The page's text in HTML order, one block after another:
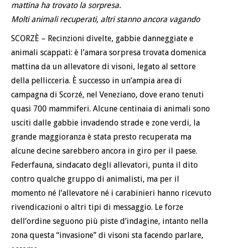
mattina ha trovato la sorpresa.
Molti animali recuperati, altri stanno ancora vagando
SCORZÈ – Recinzioni divelte, gabbie danneggiate e
animali scappati: è l’amara sorpresa trovata domenica
mattina da un allevatore di visoni, legato al settore
della pellicceria. È successo in un’ampia area di
campagna di Scorzé, nel Veneziano, dove erano tenuti
quasi 700 mammiferi. Alcune centinaia di animali sono
usciti dalle gabbie invadendo strade e zone verdi, la
grande maggioranza è stata presto recuperata ma
alcune decine sarebbero ancora in giro per il paese.
Federfauna, sindacato degli allevatori, punta il dito
contro qualche gruppo di animalisti, ma per il
momento né l’allevatore né i carabinieri hanno ricevuto
rivendicazioni o altri tipi di messaggio. Le forze
dell’ordine seguono più piste d’indagine, intanto nella
zona questa “invasione” di visoni sta facendo parlare,